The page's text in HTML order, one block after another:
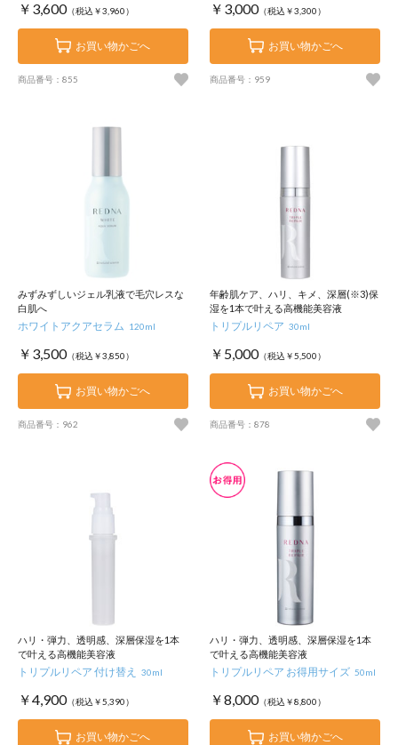
￥3,600（税込￥3,960）
お買い物かごへ
商品番号：855
￥3,000（税込￥3,300）
お買い物かごへ
商品番号：959
みずみずしいジェル乳液で毛穴レスな
白肌へ
ホワイトアクアセラム 120ml
￥3,500（税込￥3,850）
お買い物かごへ
商品番号：962
年齢肌ケア、ハリ、キメ、深層(※3)保
湿を1本で叶える高機能美容液
トリプルリペア 30ml
￥5,000（税込￥5,500）
お買い物かごへ
商品番号：878
ハリ・弾力、透明感、深層保湿を1本
で叶える高機能美容液
トリプルリペア 付け替え 30ml
￥4,900（税込￥5,390）
お買い物かごへ
ハリ・弾力、透明感、深層保湿を1本
で叶える高機能美容液
トリプルリペア お得用サイズ 50ml
￥8,000（税込￥8,800）
お買い物かごへ